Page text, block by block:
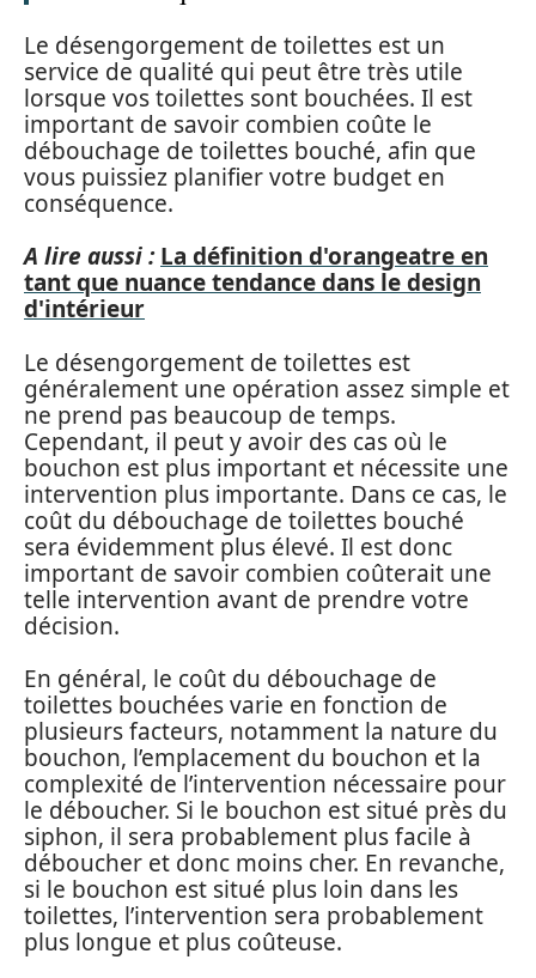
Le désengorgement de toilettes est un
service de qualité qui peut être très utile
lorsque vos toilettes sont bouchées. Il est
important de savoir combien coûte le
débouchage de toilettes bouché, afin que
vous puissiez planifier votre budget en
conséquence.
A lire aussi : La définition d'orangeatre en
tant que nuance tendance dans le design
d'intérieur
Le désengorgement de toilettes est
généralement une opération assez simple et
ne prend pas beaucoup de temps.
Cependant, il peut y avoir des cas où le
bouchon est plus important et nécessite une
intervention plus importante. Dans ce cas, le
coût du débouchage de toilettes bouché
sera évidemment plus élevé. Il est donc
important de savoir combien coûterait une
telle intervention avant de prendre votre
décision.
En général, le coût du débouchage de
toilettes bouchées varie en fonction de
plusieurs facteurs, notamment la nature du
bouchon, l’emplacement du bouchon et la
complexité de l’intervention nécessaire pour
le déboucher. Si le bouchon est situé près du
siphon, il sera probablement plus facile à
déboucher et donc moins cher. En revanche,
si le bouchon est situé plus loin dans les
toilettes, l’intervention sera probablement
plus longue et plus coûteuse.